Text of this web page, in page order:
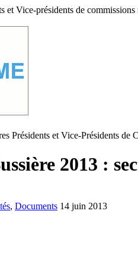
et Vice-présidents de
Présidents et Vice-Présidents
2013 :
, Documents 14 juin 2013